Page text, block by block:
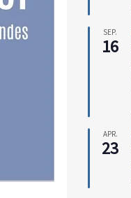
SEP.
16
APR.
23